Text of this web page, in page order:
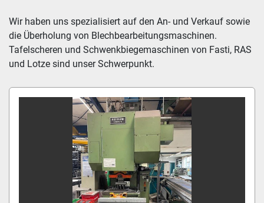
Sortieren nach
Wir haben uns spezialisiert auf den An- und Verkauf sowie
die Überholung von Blechbearbeitungsmaschinen.
Tafelscheren und Schwenkbiegemaschinen von Fasti, RAS
und Lotze sind unser Schwerpunkt.